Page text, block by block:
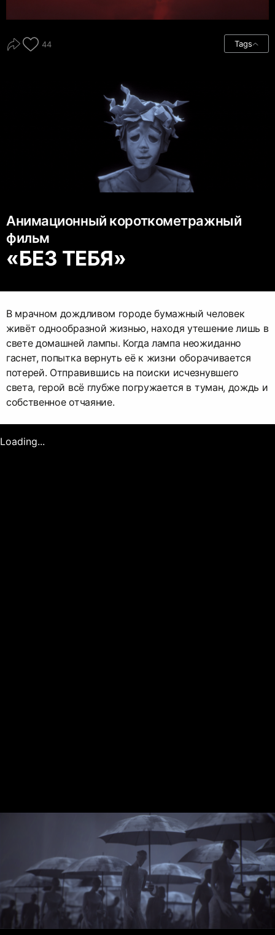
44 Tags
Анимационный короткометражный
фильм
«БЕЗ ТЕБЯ»
В мрачном дождливом городе бумажный человек
живёт однообразной жизнью, находя утешение лишь в
свете домашней лампы. Когда лампа неожиданно
гаснет, попытка вернуть её к жизни оборачивается
потерей. Отправившись на поиски исчезнувшего
света, герой всё глубже погружается в туман, дождь и
собственное отчаяние.
Loading...